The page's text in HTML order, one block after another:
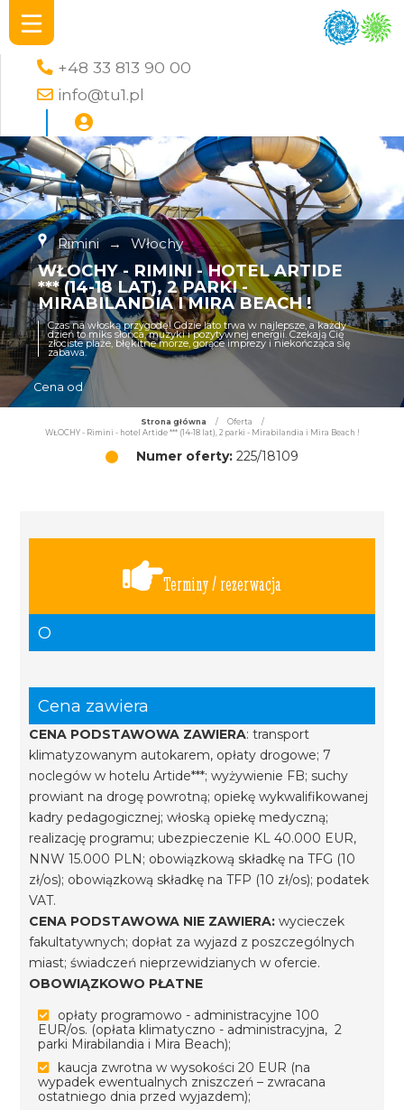
+48 33 813 90 00
info@tu1.pl
Rimini → Włochy
WŁOCHY - RIMINI - HOTEL ARTIDE
*** (14-18 LAT), 2 PARKI -
MIRABILANDIA I MIRA BEACH !
Czas na włoską przygodę! Gdzie lato trwa w najlepsze, a każdy
dzień to miks słońca, muzyki i pozytywnej energii. Czekają Cię
złociste plaże, błękitne morze, gorące imprezy i niekończąca się
zabawa.
Cena od
Strona główna / Oferta
/
WŁOCHY - Rimini - hotel Artide *** (14-18 lat), 2 parki - Mirabilandia i Mira Beach !
Numer oferty: 225/18109
Terminy / rezerwacja
O
Cena zawiera
CENA PODSTAWOWA ZAWIERA: transport
klimatyzowanym autokarem, opłaty drogowe; 7
noclegów w hotelu Artide***; wyżywienie FB; suchy
prowiant na drogę powrotną; opiekę wykwalifikowanej
kadry pedagogicznej; włoską opiekę medyczną;
realizację programu; ubezpieczenie KL 40.000 EUR,
NNW 15.000 PLN; obowiązkową składkę na TFG (10
zł/os); obowiązkową składkę na TFP (10 zł/os); podatek
VAT.
CENA PODSTAWOWA NIE ZAWIERA: wycieczek
fakultatywnych; dopłat za wyjazd z poszczególnych
miast; świadczeń nieprzewidzianych w ofercie.
OBOWIĄZKOWO PŁATNE
opłaty programowo - administracyjne 100
EUR/os. (opłata klimatyczno - administracyjna, 2
parki Mirabilandia i Mira Beach);
kaucja zwrotna w wysokości 20 EUR (na
wypadek ewentualnych zniszczeń – zwracana
ostatniego dnia przed wyjazdem);